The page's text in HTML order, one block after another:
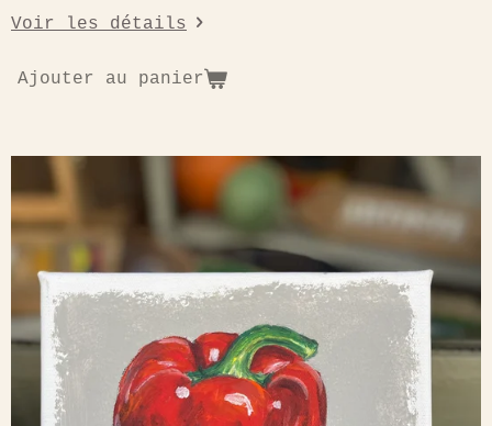
Voir les détails
Ajouter au panier